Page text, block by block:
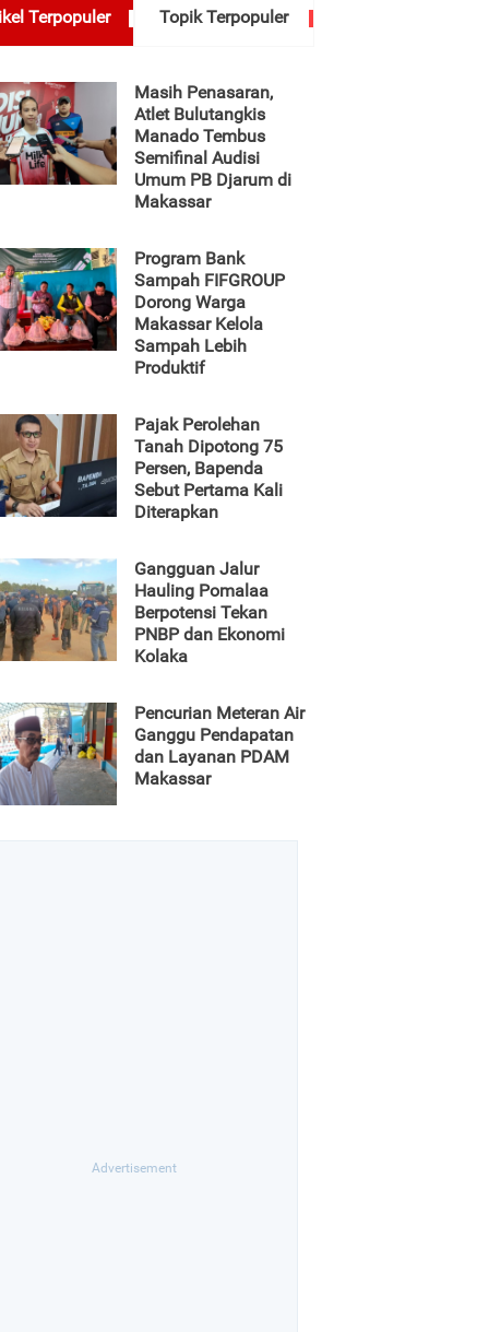
Terpopuler Topik Terpopuler
Masih Penasaran,
Atlet Bulutangkis
Manado Tembus
Semifinal Audisi
Umum PB Djarum di
Makassar
Program Bank
Sampah FIFGROUP
Dorong Warga
Makassar Kelola
Sampah Lebih
Produktif
Pajak Perolehan
Tanah Dipotong 75
Persen, Bapenda
Sebut Pertama Kali
Diterapkan
Gangguan Jalur
Hauling Pomalaa
Berpotensi Tekan
PNBP dan Ekonomi
Kolaka
Pencurian Meteran Air
Ganggu Pendapatan
dan Layanan PDAM
Makassar